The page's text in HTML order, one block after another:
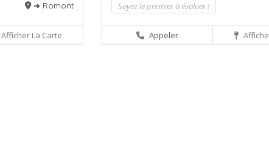
➔ Romont
Afficher La Carte
Soyez le premier à évaluer !
Appeler